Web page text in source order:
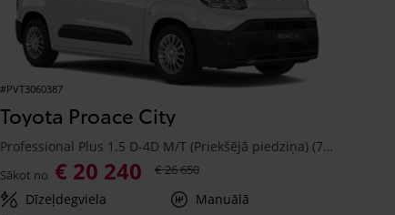
#PVT3060387
Toyota Proace City
Professional Plus 1.5 D-4D M/T (Priekšējā piedziņa) (75 kW)
Sākot no € 20 240 € 26 650
Dīzeļdegviela
Manuālā